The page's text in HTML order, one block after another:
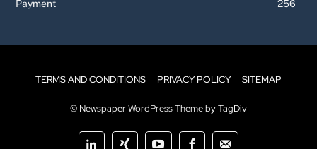
Payment
256
TERMS AND CONDITIONS PRIVACY POLICY SITEMAP
© Newspaper WordPress Theme by TagDiv